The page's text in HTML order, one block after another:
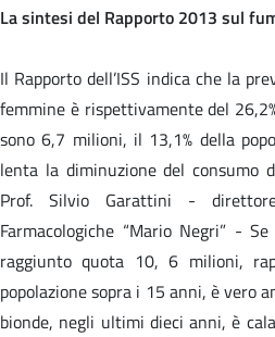
La sintesi del Rapporto 2013 sul
Il Rapporto dell’ISS indica che la
femmine è rispettivamente del
sono 6,7 milioni, il 13,1% della
lenta la diminuzione del
Prof. Silvio Garattini -
Farmacologiche “Mario Negri” -
raggiunto quota 10, 6 milioni,
popolazione sopra i 15 anni, è vero
bionde, negli ultimi dieci anni, è